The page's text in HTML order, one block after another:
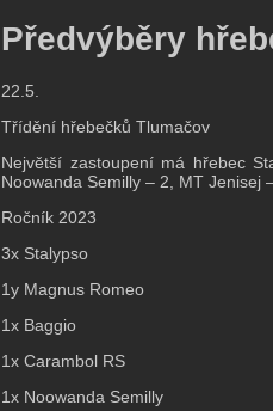
Předvýběry
22.5.
Třídění hřebečků Tlumačov
Největší zastoupení má hřebec
Noowanda Semilly – 2, MT
Ročník 2023
3x Stalypso
1y Magnus Romeo
1x Baggio
1x Carambol RS
1x Noowanda Semilly